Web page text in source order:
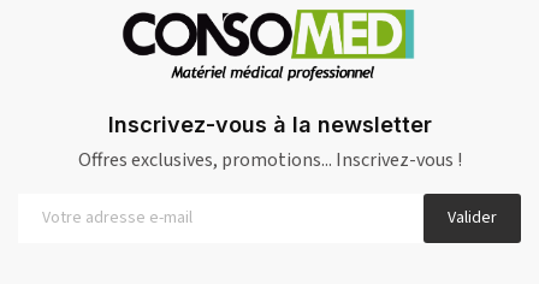
Inscrivez-vous à la newsletter
Offres exclusives, promotions... Inscrivez-vous !
Valider